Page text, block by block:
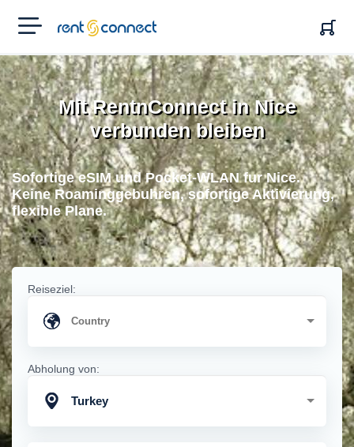
RENT'N
CONNECT
Mit RentnConnect in Nice
verbunden bleiben
Sofortige eSIM und Pocket-WLAN fur Nice.
Keine Roaminggebuhren, sofortige Aktivierung,
flexible Plane.
Reiseziel:
Abholung von:
Turkey